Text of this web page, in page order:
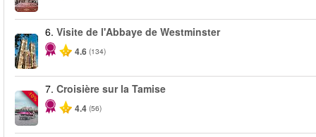
6. Visite de l'Abbaye de Westminster
4.6 (134)
-10%
7. Croisière sur la Tamise
4.4 (56)